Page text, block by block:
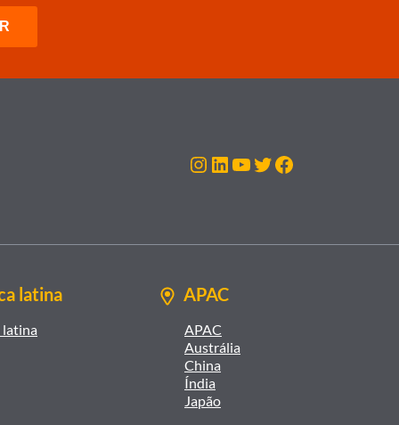
Instagram
LinkedIn
Youtube
Twitter
Facebook
latina
latina
APAC
APAC
Austrália
China
Índia
Japão